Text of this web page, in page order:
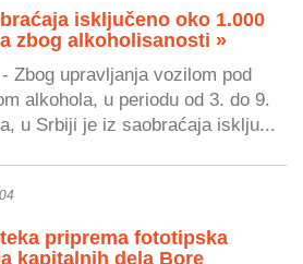
isključeno oko 1.000
zbog alkoholisanosti »
Zbog upravljanja vozilom pod
alkohola, u periodu od 3. do 9.
u Srbiji je iz saobraćaja isklju...
priprema fototipska
kapitalnih dela Bore